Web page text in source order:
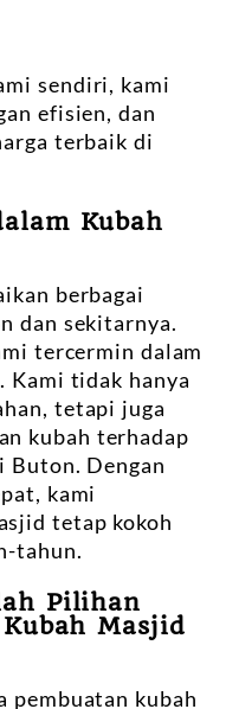
sendiri, kami
efisien, dan
terbaik di
Kubah
berbagai
dan sekitarnya.
tercermin dalam
Kami tidak hanya
tetapi juga
kubah terhadap
Buton. Dengan
kami
tetap kokoh
tahun.
Pilihan
Masjid
pembuatan kubah